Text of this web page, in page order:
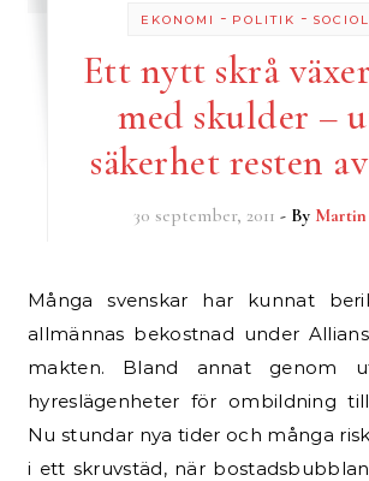
EKONOMI - POLITIK -
Ett nytt skrå
med skulder –
säkerhet resten
30 september, 2011 - By Martin
Många svenskar har kunnat berika sig på det
allmännas bekostnad under
makten. Bland annat genom
hyreslägenheter för ombildning
Nu stundar nya tider och många
i ett skruvstäd, när